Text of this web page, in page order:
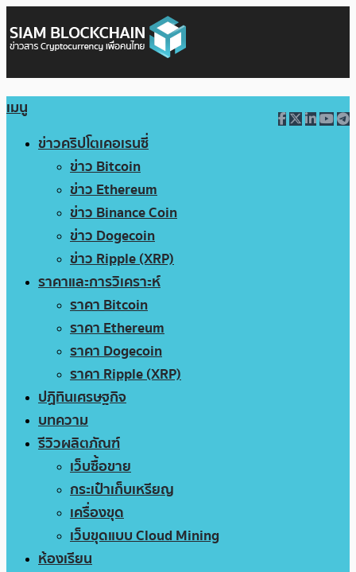
เมนู
ข่าวคริปโตเคอเรนซี่
ข่าว Bitcoin
ข่าว Ethereum
ข่าว Binance Coin
ข่าว Dogecoin
ข่าว Ripple (XRP)
ราคาและการวิเคราะห์
ราคา Bitcoin
ราคา Ethereum
ราคา Dogecoin
ราคา Ripple (XRP)
ปฏิทินเศรษฐกิจ
บทความ
รีวิวผลิตภัณฑ์
เว็บซื้อขาย
กระเป๋าเก็บเหรียญ
เครื่องขุด
เว็บขุดแบบ Cloud Mining
ห้องเรียน